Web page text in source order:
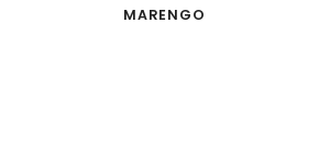
MARENGO